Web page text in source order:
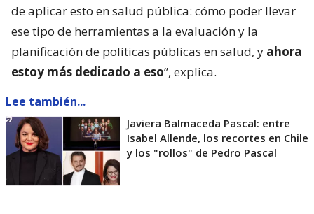
de aplicar esto en salud pública: cómo poder llevar
ese tipo de herramientas a la evaluación y la
planificación de políticas públicas en salud, y ahora
estoy más dedicado a eso”, explica.
Lee también...
Javiera Balmaceda Pascal: entre
Isabel Allende, los recortes en Chile
y los "rollos" de Pedro Pascal